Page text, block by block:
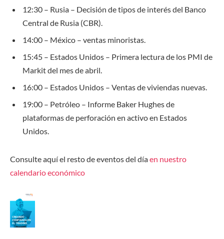
12:30 – Rusia – Decisión de tipos de interés del Banco
Central de Rusia (CBR).
14:00 – México – ventas minoristas.
15:45 – Estados Unidos – Primera lectura de los PMI de
Markit del mes de abril.
16:00 – Estados Unidos – Ventas de viviendas nuevas.
19:00 – Petróleo – Informe Baker Hughes de
plataformas de perforación en activo en Estados
Unidos.
Consulte aquí el resto de eventos del díaen nuestro
calendario económico